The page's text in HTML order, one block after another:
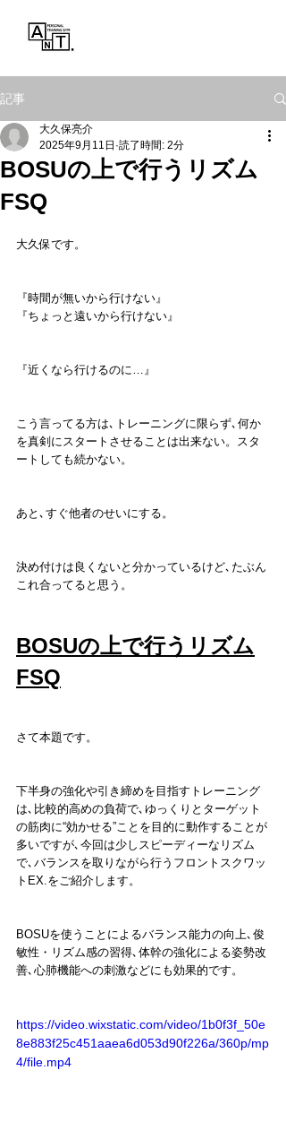
記事
BOSUの上で行うリズム
FSQ
大久保亮介
2025年9月11日 読了時間: 2分
大久保です。
『時間が無いから行けない』
『ちょっと遠いから行けない』
『近くなら行けるのに…』
こう言ってる方は､トレーニングに限らず､何か
を真剣にスタートさせることは出来ない。スタ
ートしても続かない。
あと､すぐ他者のせいにする。
決め付けは良くないと分かっているけど､たぶん
これ合ってると思う。
BOSUの上で行うリズム
FSQ
さて本題です。
下半身の強化や引き締めを目指すトレーニング
は､比較的高めの負荷で､ゆっくりとターゲット
の筋肉に“効かせる”ことを目的に動作することが
多いですが､今回は少しスピーディーなリズム
で､バランスを取りながら行うフロントスクワッ
トEX.をご紹介します。
BOSUを使うことによるバランス能力の向上､俊
敏性・リズム感の習得､体幹の強化による姿勢改
善､心肺機能への刺激などにも効果的です。
https://video.wixstatic.com/video/1b0f3f_50e
8e883f25c451aaea6d053d90f226a/360p/mp
4/file.mp4